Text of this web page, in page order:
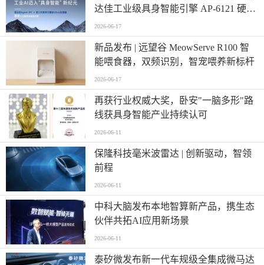
达佳工业级具身智能引擎 AP-6121 硬核
登场
2026-06-17
新品发布 | 远望谷 MeowServe R100 智
能喂食器，双频识别，智宠喂养新标杆
2026-06-17
再获行业权威大奖，卧安"一脑多形"路
线获具身智能产业持续认可
2026-06-11
保隆科技毫米波雷达 | 创新驱动，智领
前程
2026-06-11
中科大脑发布本地智算新产品，携生态
伙伴共拓AI应用新场景
2026-06-11
泰矽微发布新一代车规级全集成微马达